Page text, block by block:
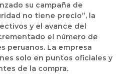
su campaña de
no tiene precio”, la
y el avance del
el número de
peruanos. La empresa
solo en puntos oficiales y
de la compra.